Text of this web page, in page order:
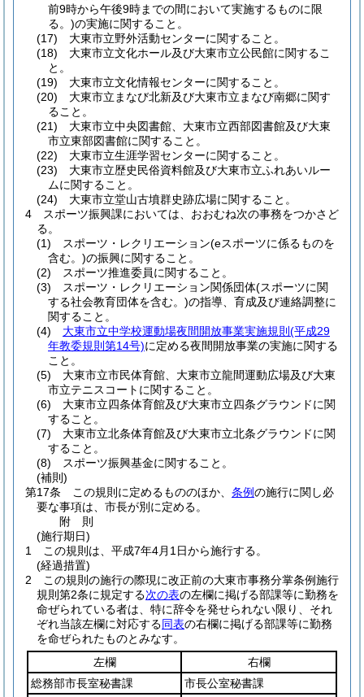
前9時から午後9時までの間において実施するものに限
る。)の実施に関すること。
(17)
大東市立野外活動センターに関すること。
(18)
大東市立文化ホール及び大東市立公民館に関するこ
と。
(19)
大東市立文化情報センターに関すること。
(20)
大東市立まなび北新及び大東市立まなび南郷に関す
ること。
(21)
大東市立中央図書館、大東市立西部図書館及び大東
市立東部図書館に関すること。
(22)
大東市立生涯学習センターに関すること。
(23)
大東市立歴史民俗資料館及び大東市立ふれあいルー
ムに関すること。
(24)
大東市立堂山古墳群史跡広場に関すること。
4
スポーツ振興課においては、おおむね次の事務をつかさど
る。
(1)
スポーツ・レクリエーション(eスポーツに係るものを
含む。)の振興に関すること。
(2)
スポーツ推進委員に関すること。
(3)
スポーツ・レクリエーション関係団体(スポーツに関
する社会教育団体を含む。)の指導、育成及び連絡調整に
関すること。
(4)
大東市立中学校運動場夜間開放事業実施規則 (平成29
年教委規則第14号)に定める夜間開放事業の実施に関する
こと。
(5)
大東市立市民体育館、大東市立龍間運動広場及び大東
市立テニスコートに関すること。
(6)
大東市立四条体育館及び大東市立四条グラウンドに関
すること。
(7)
大東市立北条体育館及び大東市立北条グラウンドに関
すること。
(8)
スポーツ振興基金に関すること。
(補則)
第17条
この規則に定めるもののほか、 条例の施行に関し必
要な事項は、市長が別に定める。
附 則
(施行期日)
1
この規則は、平成7年4月1日から施行する。
(経過措置)
2
この規則の施行の際現に改正前の大東市事務分掌条例施行
規則第2条に規定する次の表の左欄に掲げる部課等に勤務を
命ぜられている者は、特に辞令を発せられない限り、それ
ぞれ当該左欄に対応する同表の右欄に掲げる部課等に勤務
を命ぜられたものとみなす。
左欄
右欄
総務部市長室秘書課
市長公室秘書課